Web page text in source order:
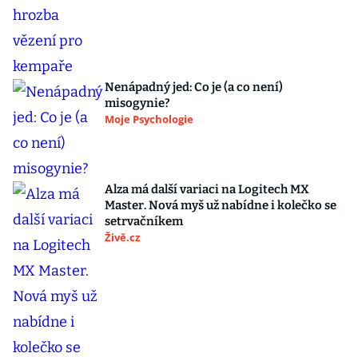
Nenápadný jed: Co je (a co není)
misogynie?
Moje Psychologie
Alza má další variaci na Logitech MX
Master. Nová myš už nabídne i kolečko se
setrvačníkem
Živě.cz